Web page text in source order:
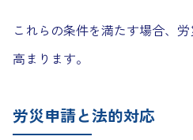
これらの条件を満たす場合、
高まります。
労災申請と法的対応